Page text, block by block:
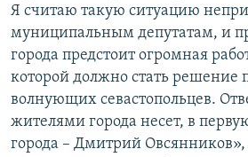
Я считаю такую ситуацию
муниципальным депутатам, и
города предстоит огромная
которой должно стать решение
волнующих севастопольцев.
жителями города несет, в
города – Дмитрий Овсянников»,